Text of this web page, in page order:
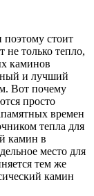
стоит
не только тепло,
каминов
и лучший
Вот почему
просто
времен
тепла для
камин в
место для
тем же
камин